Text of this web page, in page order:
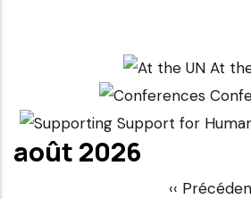
At
Support for
août 2026
‹‹